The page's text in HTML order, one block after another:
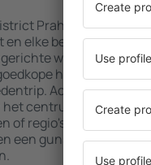
Prahova? Vind
en elke behoefte. U
woningen met
hostels om
het centrum, vlakbij de
of regio's. Hierdoor
een gunstig gelegen